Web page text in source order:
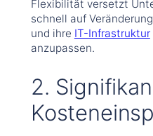
Flexibilität versetzt
schnell auf
und ihre IT-Infrastruktur
anzupassen.
2.